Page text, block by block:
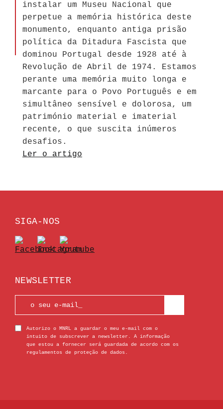
instalar um Museu Nacional que
perpetue a memória histórica deste
monumento, enquanto antiga prisão
política da Ditadura Fascista que
dominou Portugal desde 1928 até à
Revolução de Abril de 1974. Estamos
perante uma memória muito longa e
marcante para o Povo Português e em
simultâneo sensível e dolorosa, um
património material e imaterial
recente, o que suscita inúmeros
desafios.
Ler o artigo
SIGA-NOS
NEWSLETTER
Autorizo o MNRL a guardar o meu e-mail com o
intuito de subscrever a newsletter. A informação
que estou a fornecer será guardada de acordo com os
regulamentos de proteção de dados.